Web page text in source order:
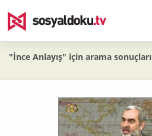
"İnce Anlayış" için arama sonuçları